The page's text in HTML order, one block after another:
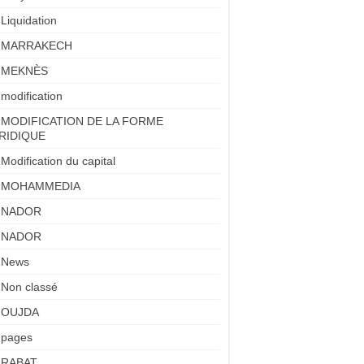
Liquidation
MARRAKECH
MEKNÈS
modification
MODIFICATION DE LA FORME
Modification du capital
MOHAMMEDIA
NADOR
NADOR
News
Non classé
OUJDA
pages